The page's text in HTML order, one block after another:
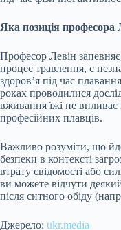
Яка позиція професора
Професор Левін
процес травлення, є
здоров’я під час
роках проводилися
вживання їжі не впливає
професійних плавців.
Важливо розуміти, що
безпеки в контексті
втрату свідомості або
ви можете відчути
після ситного обіду
Джерело: ukr.media